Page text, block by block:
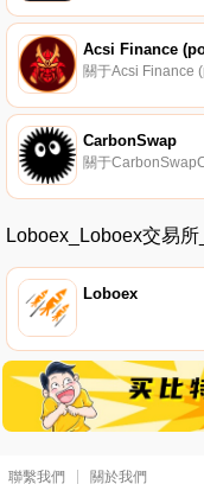
CarbonSwap
Loboex_Loboex交易
Loboex
聯繫我們 關於我們